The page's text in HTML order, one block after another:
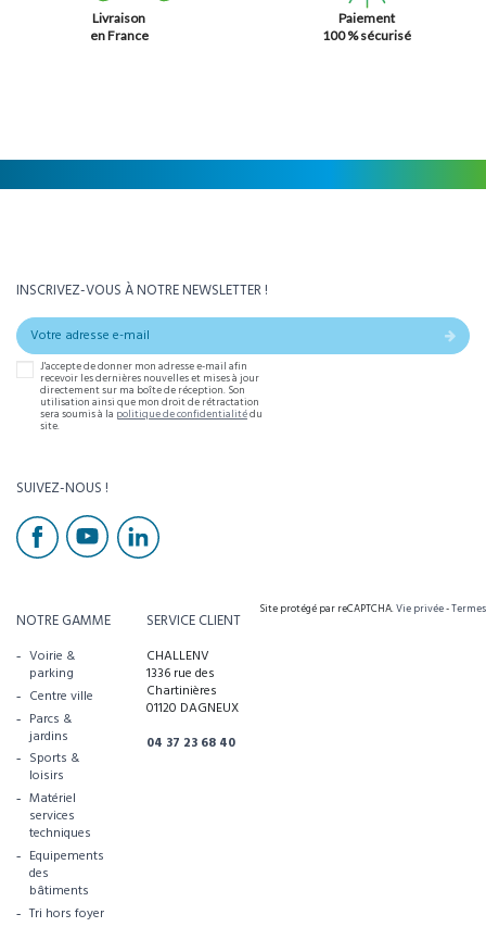
Livraison
en France
Paiement
100 % sécurisé
INSCRIVEZ-VOUS À NOTRE NEWSLETTER !
J'accepte de donner mon adresse e-mail afin
recevoir les dernières nouvelles et mises à jour
directement sur ma boîte de réception. Son
utilisation ainsi que mon droit de rétractation
sera soumis à la politique de confidentialitédu
site.
SUIVEZ-NOUS !
NOTRE GAMME
Voirie &
parking
Centre ville
Parcs &
jardins
Sports &
loisirs
Matériel
services
techniques
Equipements
des
bâtiments
Tri hors foyer
SERVICE CLIENT
CHALLENV
1336 rue des
Chartinières
01120 DAGNEUX
04 37 23 68 40
Site protégé par reCAPTCHA.Vie privée-Termes